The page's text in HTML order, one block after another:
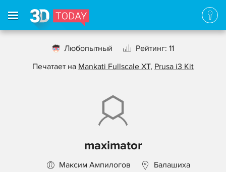
Любопытный
Рейтинг: 11
Печатает на Mankati Fullscale XT, Prusa i3 Kit
maximator
Максим Ампилогов Балашиха